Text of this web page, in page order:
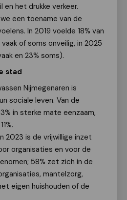
en het drukke verkeer.
een toename van de
In 2019 voelde 18% van
of soms onveilig, in 2025
en 23% soms).
stad
Nijmegenaren is
sociale leven. Van de
in sterke mate eenzaam,
2023 is de vrijwillige inzet
organisaties en voor de
58% zet zich in de
mantelzorg,
eigen huishouden of de